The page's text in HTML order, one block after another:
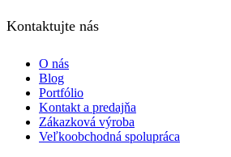
Kontaktujte nás
O nás
Blog
Portfólio
Kontakt a predajňa
Zákazková výroba
Veľkoobchodná spolupráca